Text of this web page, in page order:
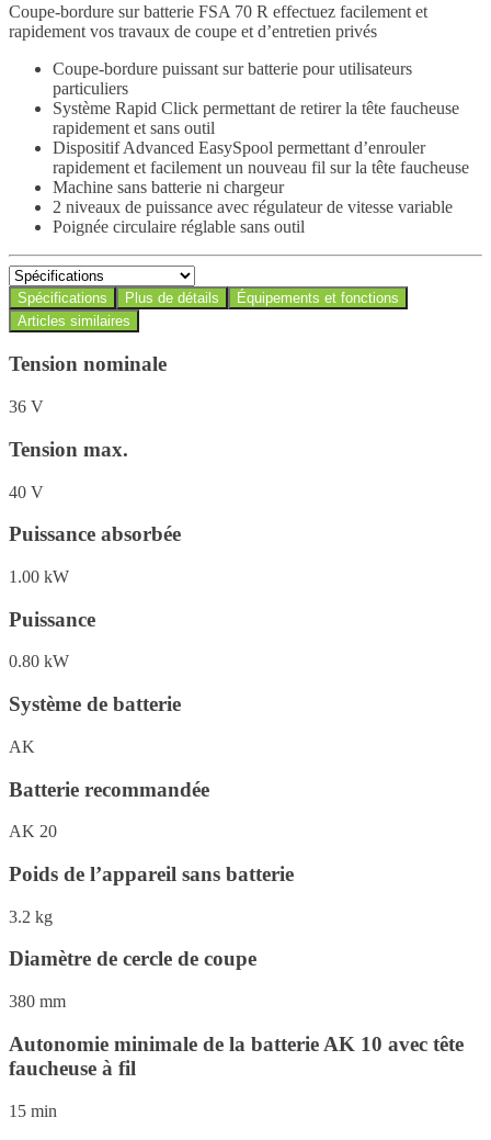
Coupe-bordure sur batterie FSA 70 R effectuez facilement et
rapidement vos travaux de coupe et d’entretien privés
Coupe-bordure puissant sur batterie pour utilisateurs
particuliers
Système Rapid Click permettant de retirer la tête faucheuse
rapidement et sans outil
Dispositif Advanced EasySpool permettant d’enrouler
rapidement et facilement un nouveau fil sur la tête faucheuse
Machine sans batterie ni chargeur
2 niveaux de puissance avec régulateur de vitesse variable
Poignée circulaire réglable sans outil
Spécifications Plus de détails
Équipements et fonctions
Articles similaires
Tension nominale
36 V
Tension max.
40 V
Puissance absorbée
1.00 kW
Puissance
0.80 kW
Système de batterie
AK
Batterie recommandée
AK 20
Poids de l’appareil sans batterie
3.2 kg
Diamètre de cercle de coupe
380 mm
Autonomie minimale de la batterie AK 10 avec tête
faucheuse à fil
15 min